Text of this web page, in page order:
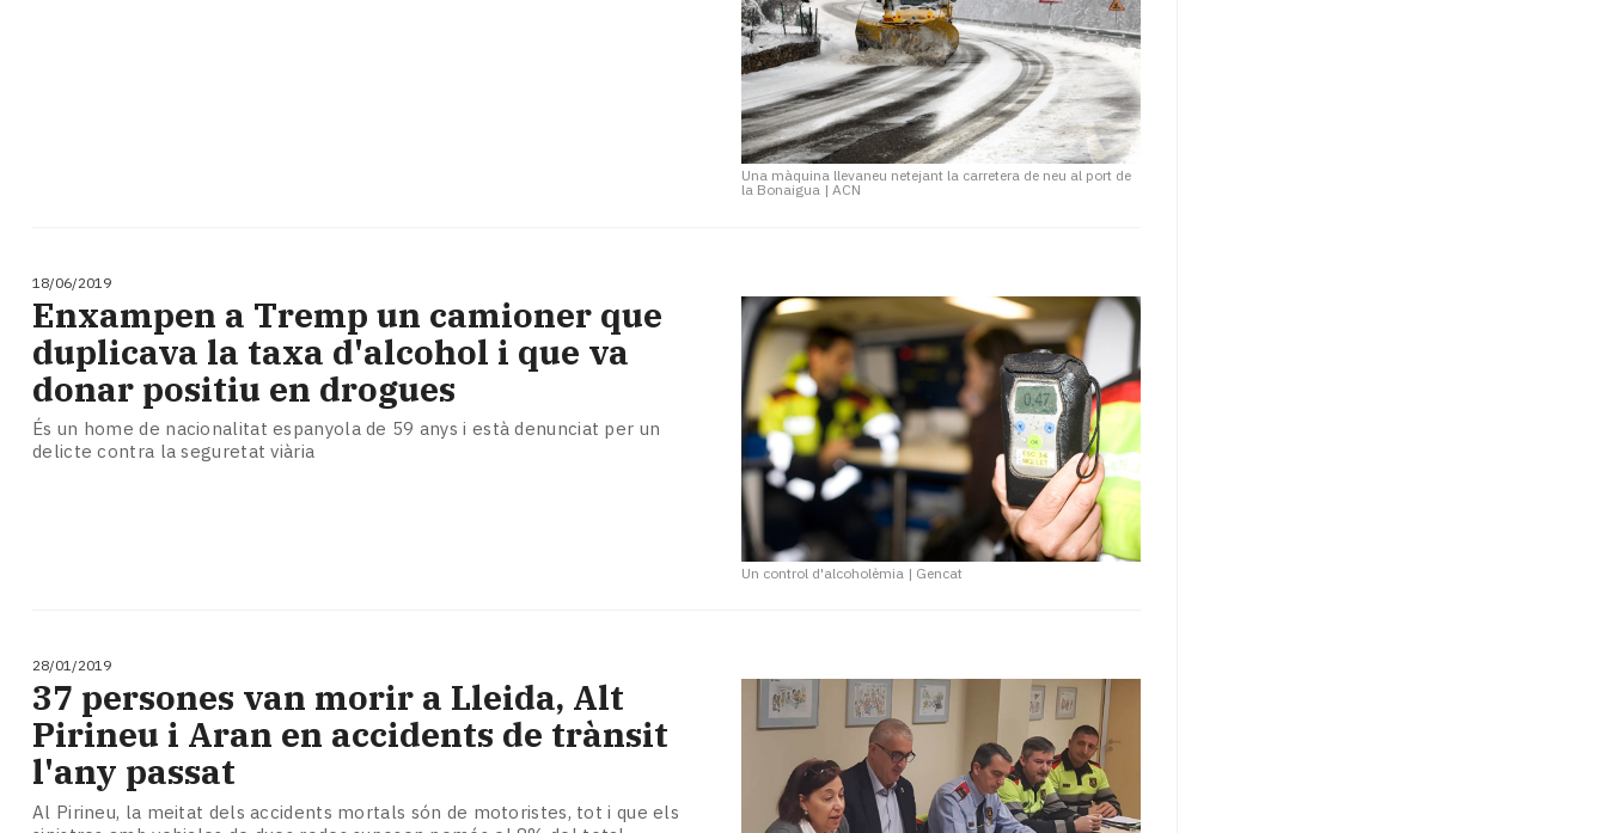
Una màquina llevaneu netejant la carretera de neu al port de
la Bonaigua |ACN
18/06/2019
Un control d'alcoholèmia | Gencat
​Enxampen a Tremp un camioner que
duplicava la taxa d'alcohol i que va
donar positiu en drogues
És un home de nacionalitat espanyola de 59 anys i està denunciat per un
delicte contra la seguretat viària
28/01/2019
37 persones van morir a Lleida, Alt
Pirineu i Aran en accidents de trànsit
l'any passat
Al Pirineu, la meitat dels accidents mortals són de motoristes, tot i que els